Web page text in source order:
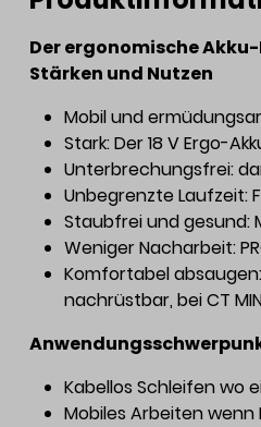
Der ergonomische
Stärken und Nutzen
Mobil und
Stark: Der 18 V Ergo-
Unterbrechungsfrei:
Unbegrenzte Laufzeit:
Staubfrei und gesund:
Weniger Nacharbeit:
Komfortabel
nachrüstbar, bei CT
Kabellos Schleifen wo
Mobiles Arbeiten